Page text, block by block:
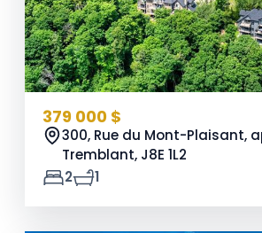
379 000 $
300, Rue du Mont-Plaisant,
Tremblant, J8E 1L2
2
1